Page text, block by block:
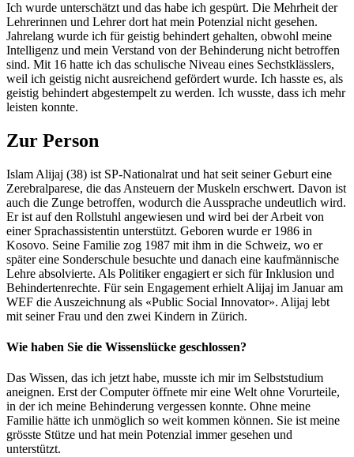
Ich wurde unterschätzt und das habe ich gespürt. Die Mehrheit der
Lehrerinnen und Lehrer dort hat mein Potenzial nicht gesehen.
Jahrelang wurde ich für geistig behindert gehalten, obwohl meine
Intelligenz und mein Verstand von der Behinderung nicht betroffen
sind. Mit 16 hatte ich das schulische Niveau eines Sechstklässlers,
weil ich geistig nicht ausreichend gefördert wurde. Ich hasste es, als
geistig behindert abgestempelt zu werden. Ich wusste, dass ich mehr
leisten konnte.
Zur Person
Islam Alijaj (38) ist SP-Nationalrat und hat seit seiner Geburt eine
Zerebralparese, die das Ansteuern der Muskeln erschwert. Davon ist
auch die Zunge betroffen, wodurch die Aussprache undeutlich wird.
Er ist auf den Rollstuhl angewiesen und wird bei der Arbeit von
einer Sprachassistentin unterstützt. Geboren wurde er 1986 in
Kosovo. Seine Familie zog 1987 mit ihm in die Schweiz, wo er
später eine Sonderschule besuchte und danach eine kaufmännische
Lehre absolvierte. Als Politiker engagiert er sich für Inklusion und
Behindertenrechte. Für sein Engagement erhielt Alijaj im Januar am
WEF die Auszeichnung als «Public Social Innovator». Alijaj lebt
mit seiner Frau und den zwei Kindern in Zürich.
Wie haben Sie die Wissenslücke geschlossen?
Das Wissen, das ich jetzt habe, musste ich mir im Selbststudium
aneignen. Erst der Computer öffnete mir eine Welt ohne Vorurteile,
in der ich meine Behinderung vergessen konnte. Ohne meine
Familie hätte ich unmöglich so weit kommen können. Sie ist meine
grösste Stütze und hat mein Potenzial immer gesehen und
unterstützt.